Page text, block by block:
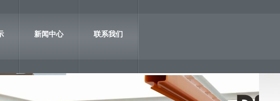
新闻中心 联系我们